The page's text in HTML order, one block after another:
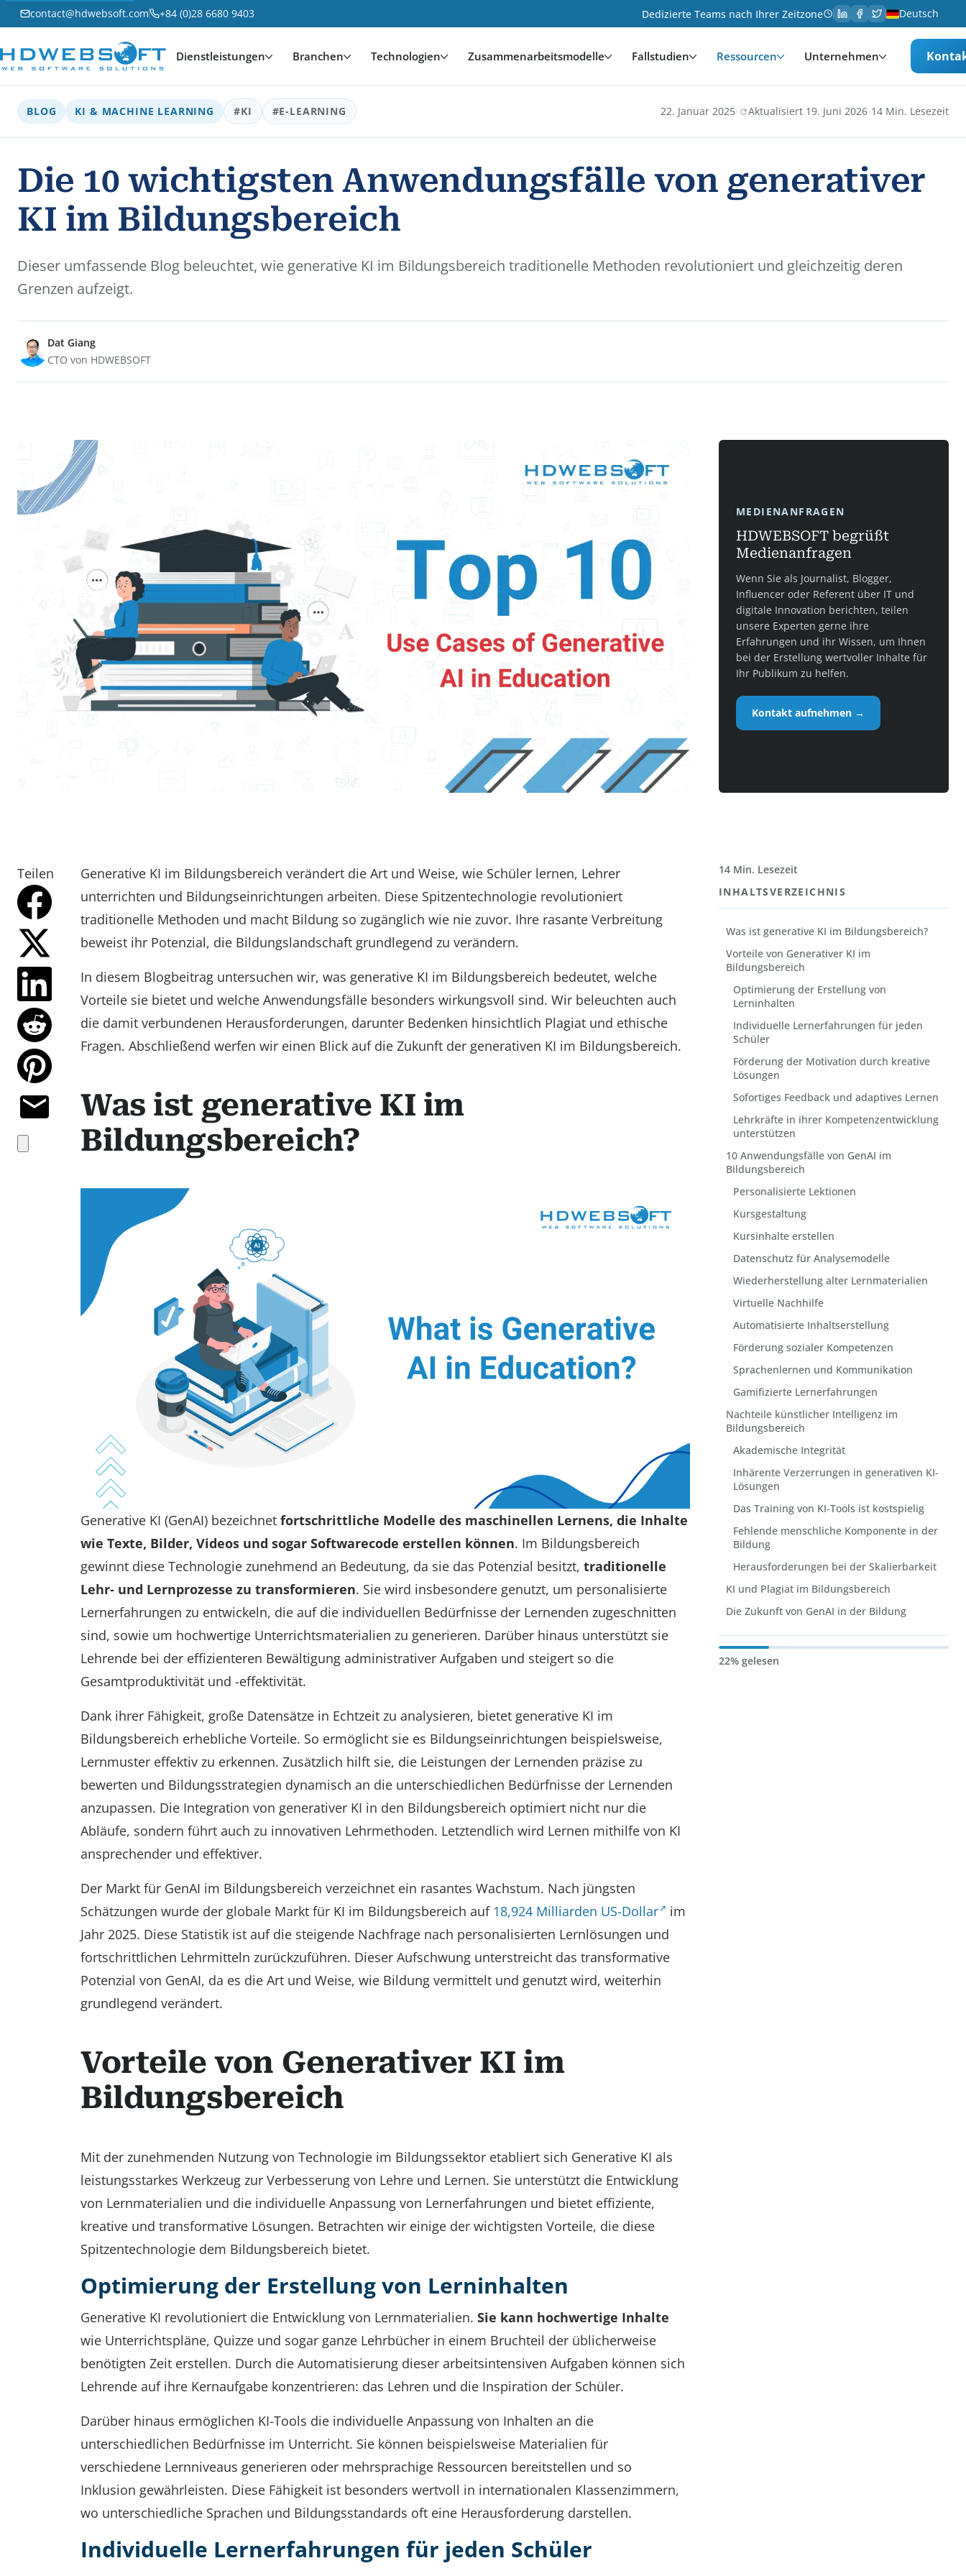
contact@hdwebsoft.com +84 (0)28 6680 9403 Dedizierte Teams nach Ihrer Zeitzone Deutsch
Dienstleistungen Branchen Technologien Zusammenarbeitsmodelle Fallstudien Ressourcen Unternehmen
BLOG KI & MACHINE LEARNING #KI #E-LEARNING 22. Januar 2025· Aktualisiert 19. Juni 2026·14 Min. Lesezeit
Die 10 wichtigsten Anwendungsfälle von generativer
KI im Bildungsbereich
Dieser umfassende Blog beleuchtet, wie generative KI im Bildungsbereich traditionelle Methoden revolutioniert und gleichzeitig deren
Grenzen aufzeigt.
Dat Giang
CTO von HDWEBSOFT
MEDIENANFRAGEN
HDWEBSOFT begrüßt
Medienanfragen
Wenn Sie als Journalist, Blogger,
Influencer oder Referent über IT und
digitale Innovation berichten, teilen
unsere Experten gerne ihre
Erfahrungen und ihr Wissen, um Ihnen
bei der Erstellung wertvoller Inhalte für
Ihr Publikum zu helfen.
Kontakt aufnehmen →
Teilen
Generative KI im Bildungsbereich verändert die Art und Weise, wie Schüler lernen, Lehrer
unterrichten und Bildungseinrichtungen arbeiten. Diese Spitzentechnologie revolutioniert
traditionelle Methoden und macht Bildung so zugänglich wie nie zuvor. Ihre rasante Verbreitung
beweist ihr Potenzial, die Bildungslandschaft grundlegend zu verändern.
In diesem Blogbeitrag untersuchen wir, was generative KI im Bildungsbereich bedeutet, welche
Vorteile sie bietet und welche Anwendungsfälle besonders wirkungsvoll sind. Wir beleuchten auch
die damit verbundenen Herausforderungen, darunter Bedenken hinsichtlich Plagiat und ethische
Fragen. Abschließend werfen wir einen Blick auf die Zukunft der generativen KI im Bildungsbereich.
Was ist generative KI im
Bildungsbereich?
Generative KI (GenAI) bezeichnet fortschrittliche Modelle des maschinellen Lernens, die Inhalte
wie Texte, Bilder, Videos und sogar Softwarecode erstellen können. Im Bildungsbereich
gewinnt diese Technologie zunehmend an Bedeutung, da sie das Potenzial besitzt, traditionelle
Lehr- und Lernprozesse zu transformieren. Sie wird insbesondere genutzt, um personalisierte
Lernerfahrungen zu entwickeln, die auf die individuellen Bedürfnisse der Lernenden zugeschnitten
sind, sowie um hochwertige Unterrichtsmaterialien zu generieren. Darüber hinaus unterstützt sie
Lehrende bei der effizienteren Bewältigung administrativer Aufgaben und steigert so die
Gesamtproduktivität und -effektivität.
Dank ihrer Fähigkeit, große Datensätze in Echtzeit zu analysieren, bietet generative KI im
Bildungsbereich erhebliche Vorteile. So ermöglicht sie es Bildungseinrichtungen beispielsweise,
Lernmuster effektiv zu erkennen. Zusätzlich hilft sie, die Leistungen der Lernenden präzise zu
bewerten und Bildungsstrategien dynamisch an die unterschiedlichen Bedürfnisse der Lernenden
anzupassen. Die Integration von generativer KI in den Bildungsbereich optimiert nicht nur die
Abläufe, sondern führt auch zu innovativen Lehrmethoden. Letztendlich wird Lernen mithilfe von KI
ansprechender und effektiver.
Der Markt für GenAI im Bildungsbereich verzeichnet ein rasantes Wachstum. Nach jüngsten
Schätzungen wurde der globale Markt für KI im Bildungsbereich auf 18,924 Milliarden US-Dollar
im
Jahr 2025. Diese Statistik ist auf die steigende Nachfrage nach personalisierten Lernlösungen und
fortschrittlichen Lehrmitteln zurückzuführen. Dieser Aufschwung unterstreicht das transformative
Potenzial von GenAI, da es die Art und Weise, wie Bildung vermittelt und genutzt wird, weiterhin
grundlegend verändert.
Vorteile von Generativer KI im
Bildungsbereich
Mit der zunehmenden Nutzung von Technologie im Bildungssektor etabliert sich Generative KI als
leistungsstarkes Werkzeug zur Verbesserung von Lehre und Lernen. Sie unterstützt die Entwicklung
von Lernmaterialien und die individuelle Anpassung von Lernerfahrungen und bietet effiziente,
kreative und transformative Lösungen. Betrachten wir einige der wichtigsten Vorteile, die diese
Spitzentechnologie dem Bildungsbereich bietet.
Optimierung der Erstellung von Lerninhalten
Generative KI revolutioniert die Entwicklung von Lernmaterialien. Sie kann hochwertige Inhalte
wie Unterrichtspläne, Quizze und sogar ganze Lehrbücher in einem Bruchteil der üblicherweise
benötigten Zeit erstellen. Durch die Automatisierung dieser arbeitsintensiven Aufgaben können sich
Lehrende auf ihre Kernaufgabe konzentrieren: das Lehren und die Inspiration der Schüler.
Darüber hinaus ermöglichen KI-Tools die individuelle Anpassung von Inhalten an die
unterschiedlichen Bedürfnisse im Unterricht. Sie können beispielsweise Materialien für
verschiedene Lernniveaus generieren oder mehrsprachige Ressourcen bereitstellen und so
Inklusion gewährleisten. Diese Fähigkeit ist besonders wertvoll in internationalen Klassenzimmern,
wo unterschiedliche Sprachen und Bildungsstandards oft eine Herausforderung darstellen.
Individuelle Lernerfahrungen für jeden Schüler
14 Min. Lesezeit
INHALTSVERZEICHNIS
Was ist generative KI im Bildungsbereich?
Vorteile von Generativer KI im
Bildungsbereich
Optimierung der Erstellung von
Lerninhalten
Individuelle Lernerfahrungen für jeden
Schüler
Förderung der Motivation durch kreative
Lösungen
Sofortiges Feedback und adaptives Lernen
Lehrkräfte in ihrer Kompetenzentwicklung
unterstützen
10 Anwendungsfälle von GenAI im
Bildungsbereich
Personalisierte Lektionen
Kursgestaltung
Kursinhalte erstellen
Datenschutz für Analysemodelle
Wiederherstellung alter Lernmaterialien
Virtuelle Nachhilfe
Automatisierte Inhaltserstellung
Förderung sozialer Kompetenzen
Sprachenlernen und Kommunikation
Gamifizierte Lernerfahrungen
Nachteile künstlicher Intelligenz im
Bildungsbereich
Akademische Integrität
Inhärente Verzerrungen in generativen KI-
Lösungen
Das Training von KI-Tools ist kostspielig
Fehlende menschliche Komponente in der
Bildung
Herausforderungen bei der Skalierbarkeit
KI und Plagiat im Bildungsbereich
Die Zukunft von GenAI in der Bildung
22% gelesen